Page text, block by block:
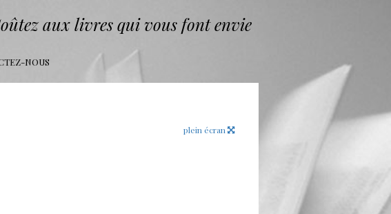
aux livres qui vous font envie
NOUS
plein écran